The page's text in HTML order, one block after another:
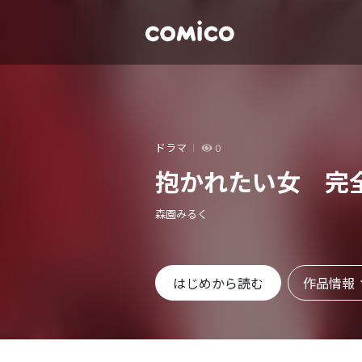
ドラマ 0
抱かれたい女 完
森園みるく
はじめから読む 作品情報